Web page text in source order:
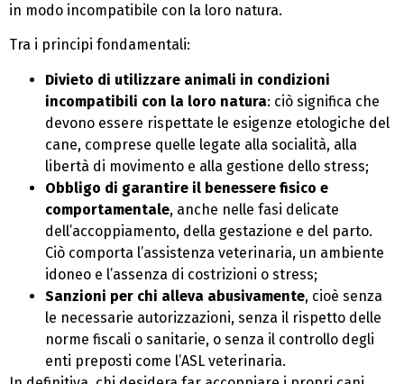
in modo incompatibile con la loro natura.
Tra i principi fondamentali:
Divieto di utilizzare animali in condizioni
incompatibili con la loro natura: ciò significa che
devono essere rispettate le esigenze etologiche del
cane, comprese quelle legate alla socialità, alla
libertà di movimento e alla gestione dello stress;
Obbligo di garantire il benessere fisico e
comportamentale, anche nelle fasi delicate
dell’accoppiamento, della gestazione e del parto.
Ciò comporta l’assistenza veterinaria, un ambiente
idoneo e l’assenza di costrizioni o stress;
Sanzioni per chi alleva abusivamente, cioè senza
le necessarie autorizzazioni, senza il rispetto delle
norme fiscali o sanitarie, o senza il controllo degli
enti preposti come l’ASL veterinaria.